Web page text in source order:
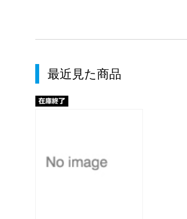
最近見た商品